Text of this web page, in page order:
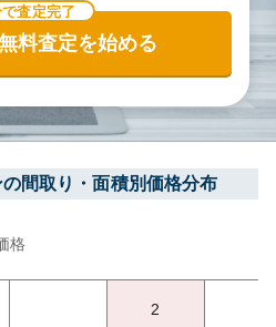
で査定完了
料査定を始める
間取り・面積別価格分布
格
2